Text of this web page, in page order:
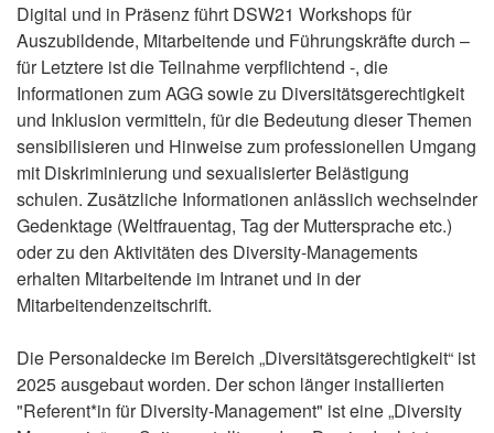
Digital und in Präsenz führt DSW21 Workshops für
Auszubildende, Mitarbeitende und Führungskräfte durch –
für Letztere ist die Teilnahme verpflichtend -, die
Informationen zum AGG sowie zu Diversitätsgerechtigkeit
und Inklusion vermitteln, für die Bedeutung dieser Themen
sensibilisieren und Hinweise zum professionellen Umgang
mit Diskriminierung und sexualisierter Belästigung
schulen. Zusätzliche Informationen anlässlich wechselnder
Gedenktage (Weltfrauentag, Tag der Muttersprache etc.)
oder zu den Aktivitäten des Diversity-Managements
erhalten Mitarbeitende im Intranet und in der
Mitarbeitendenzeitschrift.
Die Personaldecke im Bereich „Diversitätsgerechtigkeit“ ist
2025 ausgebaut worden. Der schon länger installierten
"Referent*in für Diversity-Management" ist eine „Diversity